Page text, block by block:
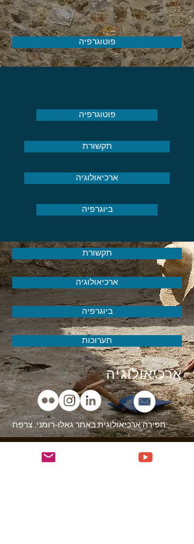
פוטוגרפיה
פוטוגרפיה
תקשורת
ארכיאולוגיה
ביוגרפיה
תקשורת
ארכיאולוגיה
ביוגרפיה
תערוכות
ארכיאולוגיה
חפירה ארכיאולוגית באתר גאלו-רומני, צרפת